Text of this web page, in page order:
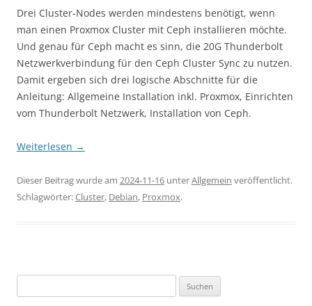
Drei Cluster-Nodes werden mindestens benötigt, wenn
man einen Proxmox Cluster mit Ceph installieren möchte.
Und genau für Ceph macht es sinn, die 20G Thunderbolt
Netzwerkverbindung für den Ceph Cluster Sync zu nutzen.
Damit ergeben sich drei logische Abschnitte für die
Anleitung: Allgemeine Installation inkl. Proxmox, Einrichten
vom Thunderbolt Netzwerk, Installation von Ceph.
Weiterlesen →
Dieser Beitrag wurde am 2024-11-16 unterAllgemein veröffentlicht.
Schlagwörter:Cluster, Debian, Proxmox.
nach: